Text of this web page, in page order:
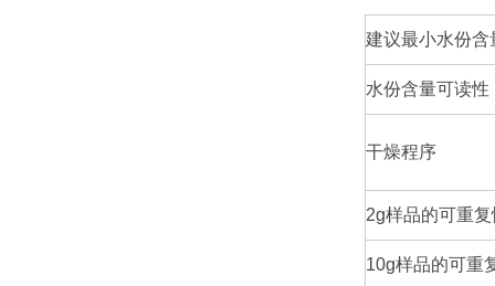
建议最小水份
水份含量可读性
干燥程序
2g样品的可重
10g样品的可重